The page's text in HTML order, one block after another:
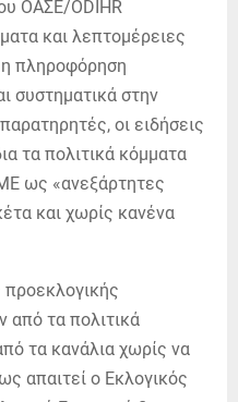
ΟΑΣΕ/ODIHR
και λεπτομέρειες
η πληροφόρηση
συστηματικά στην
οι ειδήσεις
τα πολιτικά κόμματα
ως «ανεξάρτητες
και χωρίς κανένα
προεκλογικής
από τα πολιτικά
τα κανάλια χωρίς να
απαιτεί ο Εκλογικός